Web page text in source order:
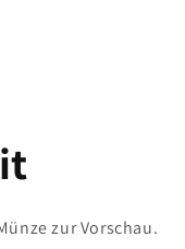
zur Vorschau.